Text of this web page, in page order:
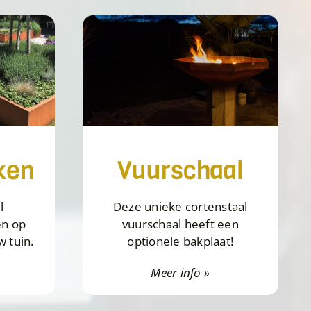
op
tuin.
Vuurschaal
Deze unieke cortenstaal
vuurschaal heeft een
optionele bakplaat!
Meer info »